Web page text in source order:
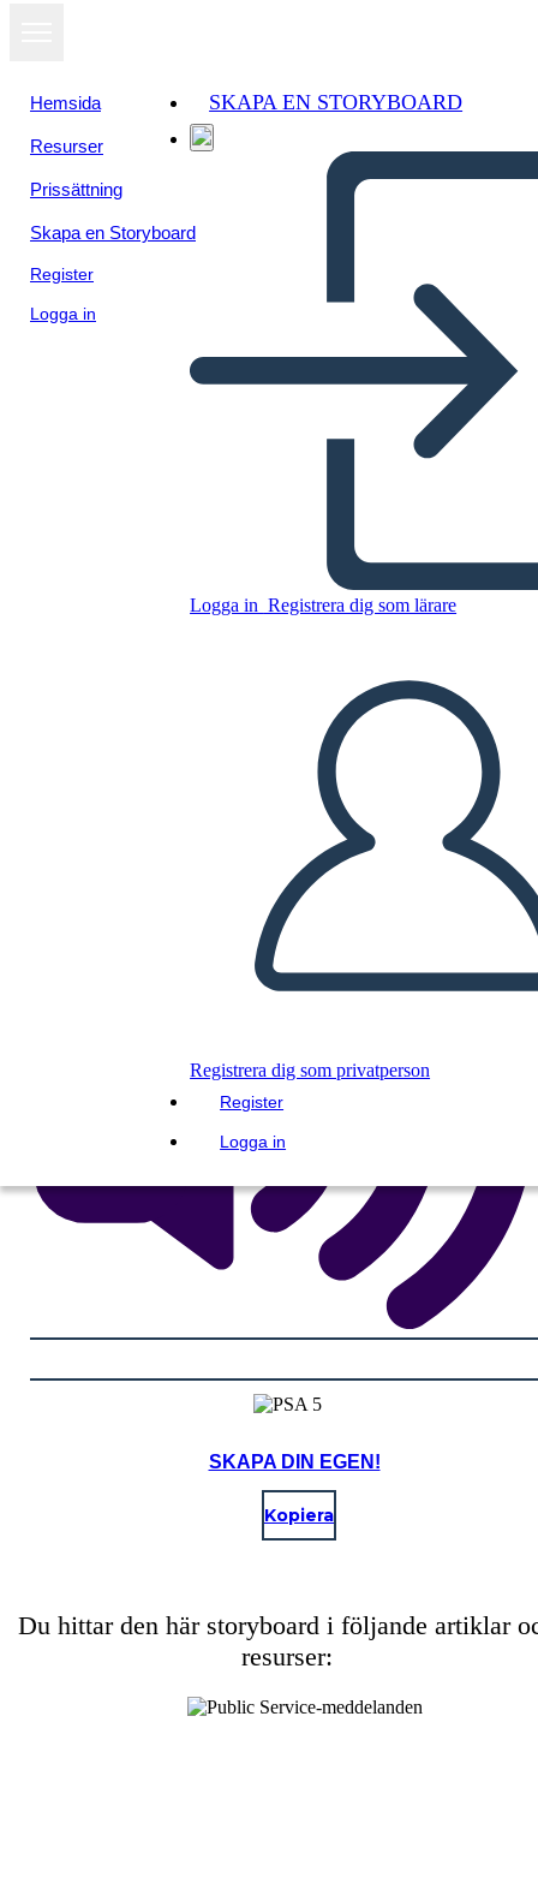
Hemsida
Resurser
Prissättning
Skapa en Storyboard
Register
Logga in
SKAPA EN STORYBOARD
Logga in Registrera dig som lärare
Registrera dig som privatperson
Register
Logga in
PSA 5
Kopiera denna storyboard
SKAPA EN STORYBOARD
SPELA UPP BILDSPEL
LÄS FÖR MIG
SKAPA DIN EGEN!
Kopiera
Du hittar den här storyboard i följande artiklar
resurser: